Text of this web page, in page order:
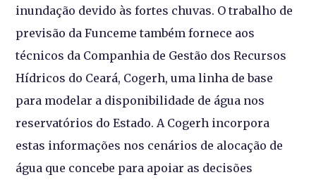
inundação devido às fortes chuvas. O trabalho de
previsão da Funceme também fornece aos
técnicos da Companhia de Gestão dos Recursos
Hídricos do Ceará, Cogerh, uma linha de base
para modelar a disponibilidade de água nos
reservatórios do Estado. A Cogerh incorpora
estas informações nos cenários de alocação de
água que concebe para apoiar as decisões